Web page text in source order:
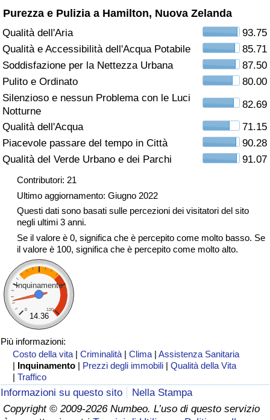
Purezza e Pulizia a Hamilton, Nuova Zelanda
Qualità dell'Aria
93.75
Qualità e Accessibilità dell'Acqua Potabile
85.71
Soddisfazione per la Nettezza Urbana
87.50
Pulito e Ordinato
80.00
Silenzioso e nessun Problema con le Luci
Notturne
82.69
Qualità dell'Acqua
71.15
Piacevole passare del tempo in Città
90.28
Qualità del Verde Urbano e dei Parchi
91.07
Contributori: 21
Ultimo aggiornamento: Giugno 2022
Questi dati sono basati sulle percezioni dei visitatori del sito
negli ultimi 3 anni.
Se il valore è 0, significa che è percepito come molto basso. Se
il valore è 100, significa che è percepito come molto alto.
Inquinamento
0 120
14.36
Più informazioni:
Costo della vita |Criminalità |Clima |Assistenza Sanitaria
| Inquinamento | Prezzi degli immobili |Qualità della Vita
|Traffico
Informazioni su questo sito
Nella Stampa
Copyright © 2009-2026 Numbeo. L’uso di questo servizio
Nazione
Inquinamento
Indice dell’Inquinamento (Corrente)
Indice di inquinamento
Indice dell’Inquinamento per Nazione
Traffico
Indice del Traffico
Indice del traffico (Corrente)
Indice del traffico per Nazione